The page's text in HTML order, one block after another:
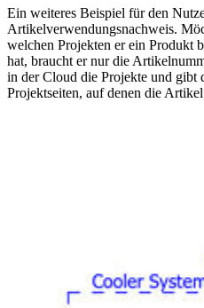
Ein weiteres Beispiel für den
Artikelverwendungsnachweis.
welchen Projekten er ein Produkt
hat, braucht er nur die
in der Cloud die Projekte und gibt
Projektseiten, auf denen die